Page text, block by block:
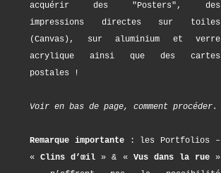
acquérir des "Posters", des
impressions directes sur toiles
(Canvas), sur aluminium et verre
acrylique ainsi que des cartes
postales !
Voir en bas de page, comment procéder.
Remarque importante: les Portfolios –
« Clins d’œil » & « Vus dans la rue»